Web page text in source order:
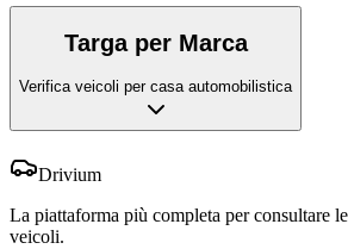
Targa per Marca
Verifica veicoli per casa automobilistica
Drivium
La piattaforma più completa per consultare
veicoli.